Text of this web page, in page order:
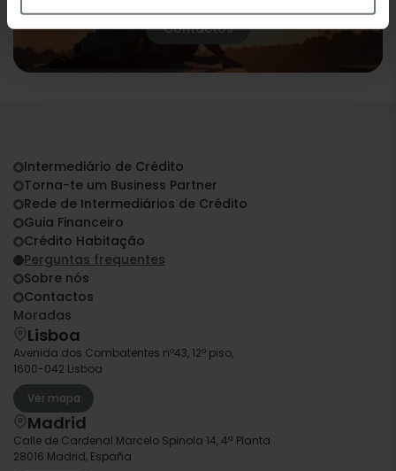
Contactos
Intermediário de Crédito
Torna-te um Business Partner
Rede de Intermediários de Crédito
Guia Financeiro
Crédito Habitação
Perguntas frequentes
Sobre nós
Contactos
Moradas
Lisboa
Avenida dos Combatentes nº43, 12º piso,
1600-042 Lisboa
Ver mapa
Madrid
Calle de Cardenal Marcelo Spinola 14, 4ª Planta
28016 Madrid, España